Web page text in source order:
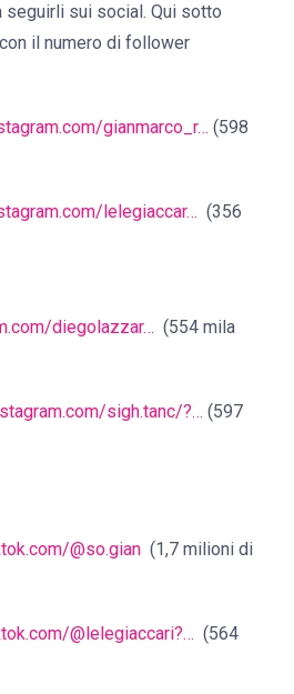
seguirli sui social. Qui sotto
il numero di follower
gianmarco_r… (598
lelegiaccar… (356
diegolazzar… (554 mila
sigh.tanc/?… (597
@so.gian (1,7 milioni di
@lelegiaccari?… (564